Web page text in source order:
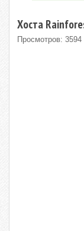
Хоста
Просмотров: 3594